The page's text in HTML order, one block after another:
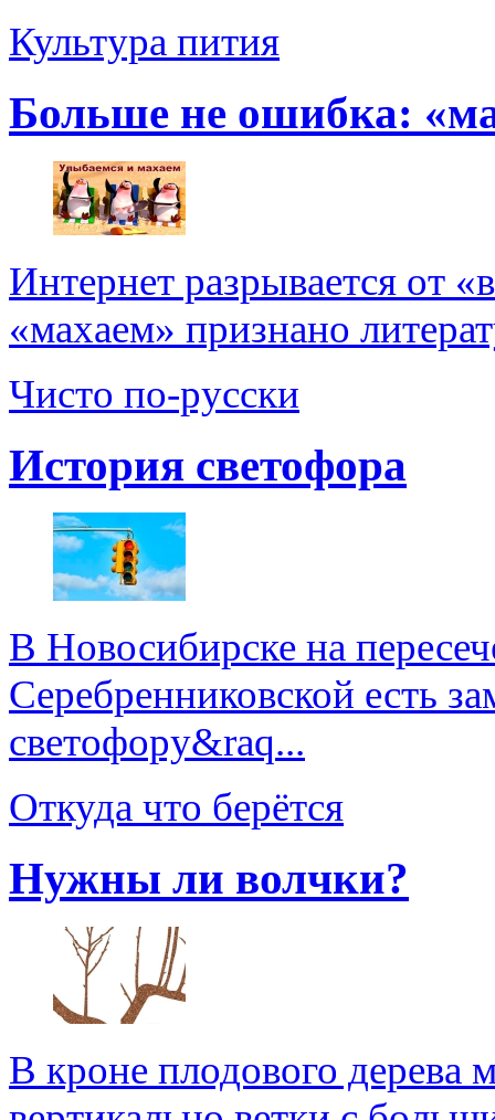
Культура пития
Больше не ошибка:
Интернет разрывается от
«махаем» признано
Чисто по-русски
История светофора
В Новосибирске на
Серебренниковской есть
светофору&raq...
Откуда что берётся
Нужны ли волчки?
В кроне плодового дерева